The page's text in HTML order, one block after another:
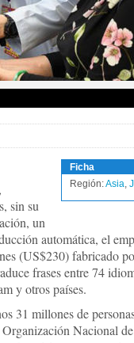
Ficha
Región:Asia,
sin su
un
automática, el
(US$230) fabricado
frases entre 74
y otros países.
31 millones de
Nacional